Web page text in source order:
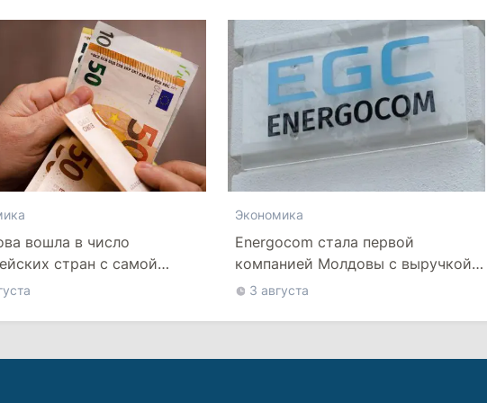
вошла в число
стран с самой
минимальной зарплатой
Экономика
Energocom стала первой
компанией Молдовы с выручкой
свыше миллиарда евро
3 августа